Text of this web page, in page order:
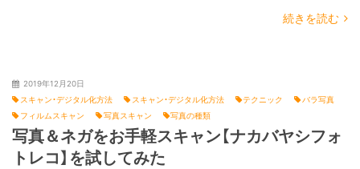
続きを読む
2019年12月20日
スキャン・デジタル化方法
スキャン・デジタル化方法 テクニック
バラ写真
フィルムスキャン
写真スキャン 写真の種類
写真＆ネガをお手軽スキャン【ナカバヤシフォ
トレコ】を試してみた